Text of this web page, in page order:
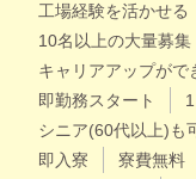
工場経験を活かせる
10名以上の大量募集
キャリアアップがで
即勤務スタート
シニア(60代以上)も
即入寮
寮費無料